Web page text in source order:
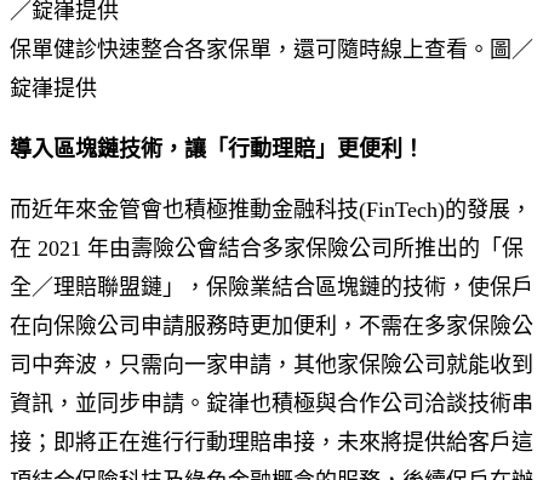
保單健診快速整合各家保單，還可隨時線上查看。圖／
錠嵂提供
導入區塊鏈技術，讓「行動理賠」更便利！
而近年來金管會也積極推動金融科技(FinTech)的發展，
在 2021 年由壽險公會結合多家保險公司所推出的「保
全／理賠聯盟鏈」，保險業結合區塊鏈的技術，使保戶
在向保險公司申請服務時更加便利，不需在多家保險公
司中奔波，只需向一家申請，其他家保險公司就能收到
資訊，並同步申請。錠嵂也積極與合作公司洽談技術串
接；即將正在進行行動理賠串接，未來將提供給客戶這